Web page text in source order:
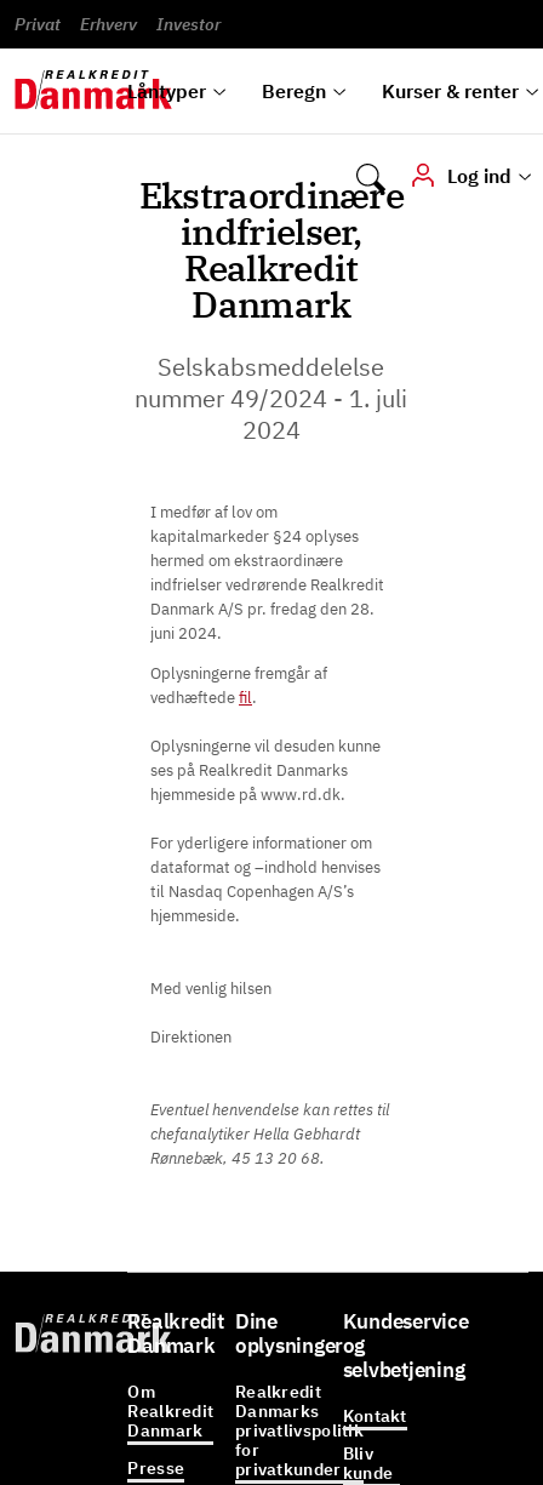
Privat Erhverv Investor
Låntyper Beregn Kurser & renter
Log ind
til bolig
Alle
låntyper
omlægning
Se alle
beregnere
Renteprognose
Bestil
kursovervågning
rentetilpasning
vilkår
Blanketter
Samarbejdspartnere
guides
hvad
vi kan
tilbyde
Ekstraordinære
indfrielser,
Realkredit
Danmark
Selskabsmeddelelse
nummer 49/2024 - 1. juli
2024
I medfør af lov om
kapitalmarkeder §24 oplyses
hermed om ekstraordinære
indfrielser vedrørende Realkredit
Danmark A/S pr. fredag den 28.
juni 2024.
Oplysningerne fremgår af
vedhæftedefil.
Oplysningerne vil desuden kunne
ses på Realkredit Danmarks
hjemmeside på www.rd.dk.
For yderligere informationer om
dataformat og –indhold henvises
til Nasdaq Copenhagen A/S’s
hjemmeside.
Med venlig hilsen
Direktionen
Eventuel henvendelse kan rettes til
chefanalytiker Hella Gebhardt
Rønnebæk, 45 13 20 68.
Realkredit
Danmark
Om
Realkredit
Danmark
Presse
Dine
oplysninger
Realkredit
Danmarks
privatlivspolitik
for
privatkunder
Kundeservice
og
selvbetjening
Kontakt
Bliv
kunde